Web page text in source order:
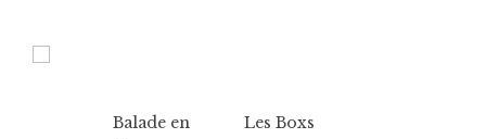
Balade en
Les Boxs